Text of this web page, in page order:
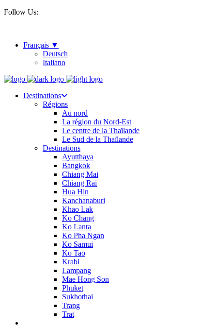
Follow Us:
Français
Deutsch
Italiano
Destinations
Régions
Au nord
La région du Nord-Est
Le centre de la Thaïlande
Le Sud de la Thaïlande
Destinations
Ayutthaya
Bangkok
Chiang Mai
Chiang Rai
Hua Hin
Kanchanaburi
Khao Lak
Ko Chang
Ko Lanta
Ko Pha Ngan
Ko Samui
Ko Tao
Krabi
Lampang
Mae Hong Son
Phuket
Sukhothai
Trang
Trat